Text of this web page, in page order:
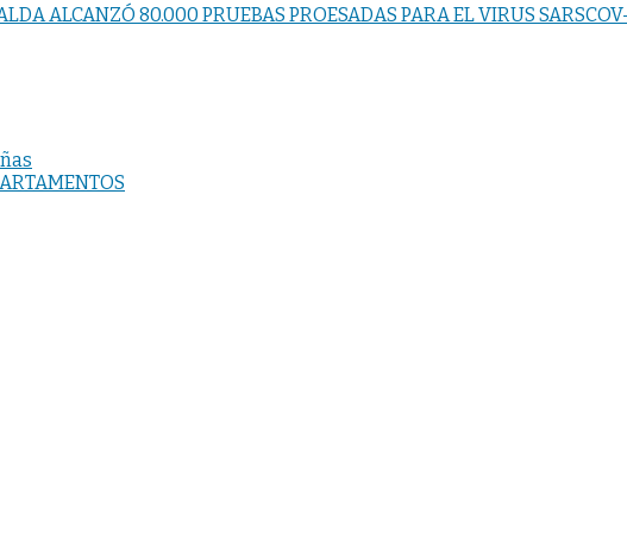
ALCANZÓ 80.000 PRUEBAS PROESADAS PARA EL VIRUS